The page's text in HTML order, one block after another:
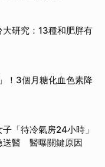
研究：13種和肥胖有
！3個月糖化血色素降
「待冷氣房24小時」
送醫 醫曝關鍵原因